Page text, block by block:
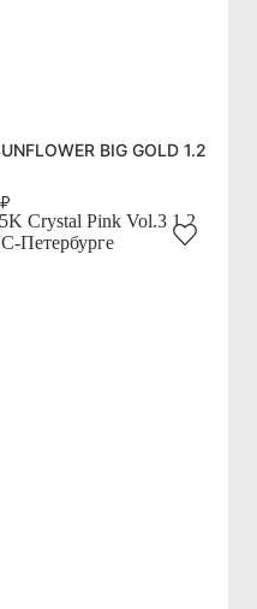
BIG GOLD 1.2